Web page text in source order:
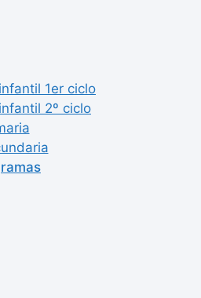
1er ciclo
2º ciclo